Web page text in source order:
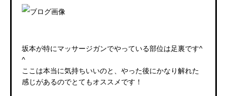
坂本が特にマッサージガンでやっている部位は足裏です^
^
ここは本当に気持ちいいのと、やった後にかなり解れた
感じがあるのでとてもオススメです！